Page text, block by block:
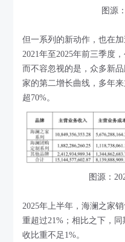
图源
但一系列的新动作，也在
2021年至2025年前三季度
而不容忽视的是，众多新
家的第二增长曲线，多年
超70%。
图源：
2025年上半年，海澜之家
重超过21%；相比之下，
收比重不足1%。